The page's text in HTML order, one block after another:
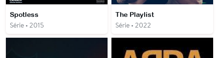
Spotless
Série • 2015
The Playlist
Série • 2022